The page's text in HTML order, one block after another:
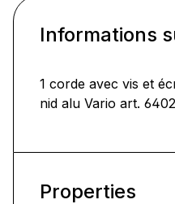
Informations
1 corde avec vis et
nid alu Vario art.
Properties